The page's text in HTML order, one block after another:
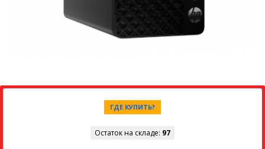
ГДЕ КУПИТЬ?
Остаток на складе: 97